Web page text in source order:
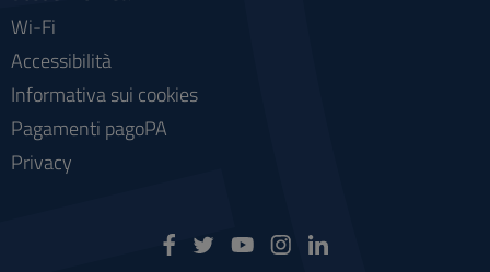
Wi-Fi
Accessibilità
Informativa sui cookies
Pagamenti pagoPA
Privacy